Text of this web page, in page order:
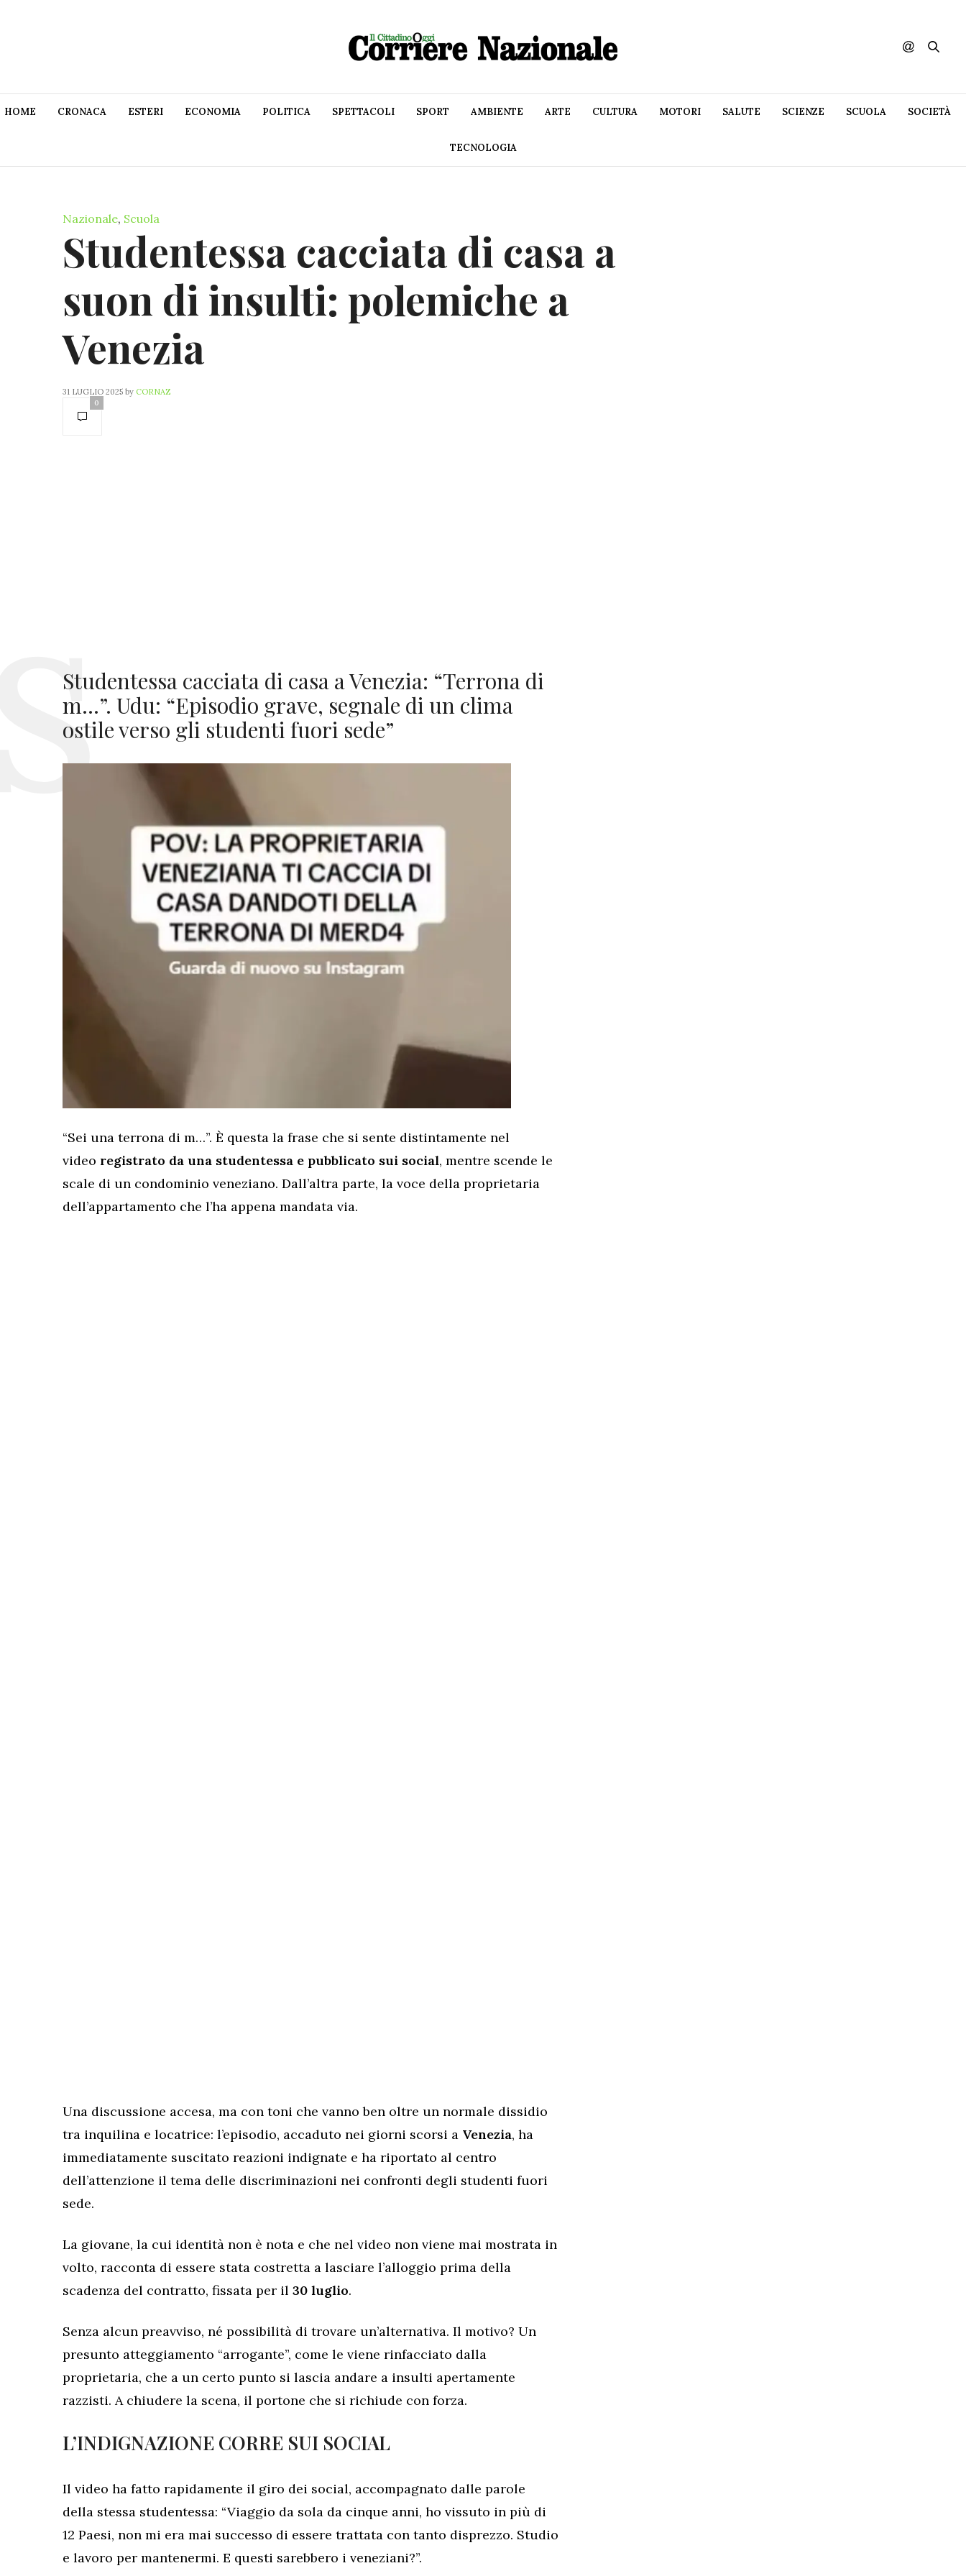
HOME CRONACA ESTERI ECONOMIA POLITICA SPETTACOLI SPORT AMBIENTE ARTE CULTURA MOTORI SALUTE SCIENZE SCUOLA SOCIETÀ
TECNOLOGIA
Nazionale, Scuola
Studentessa cacciata di casa a
suon di insulti: polemiche a
Venezia
31 LUGLIO 2025 by CORNAZ
0
Studentessa cacciata di casa a Venezia: “Terrona di
m…”. Udu: “Episodio grave, segnale di un clima
ostile verso gli studenti fuori sede”
“Sei una terrona di m…”. È questa la frase che si sente distintamente nel
video registrato da una studentessa e pubblicato sui social, mentre scende le
scale di un condominio veneziano. Dall’altra parte, la voce della proprietaria
dell’appartamento che l’ha appena mandata via.
Una discussione accesa, ma con toni che vanno ben oltre un normale dissidio
tra inquilina e locatrice: l’episodio, accaduto nei giorni scorsi a Venezia, ha
immediatamente suscitato reazioni indignate e ha riportato al centro
dell’attenzione il tema delle discriminazioni nei confronti degli studenti fuori
sede.
La giovane, la cui identità non è nota e che nel video non viene mai mostrata in
volto, racconta di essere stata costretta a lasciare l’alloggio prima della
scadenza del contratto, fissata per il 30 luglio.
Senza alcun preavviso, né possibilità di trovare un’alternativa. Il motivo? Un
presunto atteggiamento “arrogante”, come le viene rinfacciato dalla
proprietaria, che a un certo punto si lascia andare a insulti apertamente
razzisti. A chiudere la scena, il portone che si richiude con forza.
L’INDIGNAZIONE CORRE SUI SOCIAL
Il video ha fatto rapidamente il giro dei social, accompagnato dalle parole
della stessa studentessa: “Viaggio da sola da cinque anni, ho vissuto in più di
12 Paesi, non mi era mai successo di essere trattata con tanto disprezzo. Studio
e lavoro per mantenermi. E questi sarebbero i veneziani?”.